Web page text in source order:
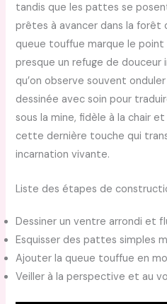
tandis que les pattes se
prêtes à avancer dans la forêt
queue touffue marque le point
presque un refuge de douceur
qu’on observe souvent
dessinée avec soin pour
sous la mine, fidèle à la chair
cette dernière touche qui
incarnation vivante.
Liste des étapes de
Dessiner un ventre arrondi et
Esquisser des pattes simples
Ajouter la queue touffue en
Veiller à la perspective et au